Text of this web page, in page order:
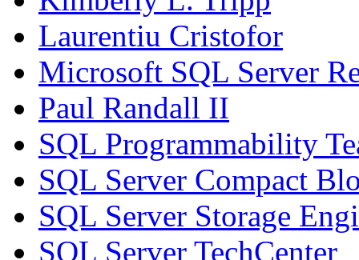
Laurentiu Cristofor
Microsoft SQL Server
Paul Randall II
SQL Programmability
SQL Server Compact
SQL Server Storage
SQL Server TechCenter